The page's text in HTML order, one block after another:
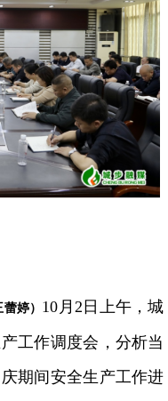
蕾婷） 10月2日上午，城
工作调度会，分析当
期间安全生产工作进